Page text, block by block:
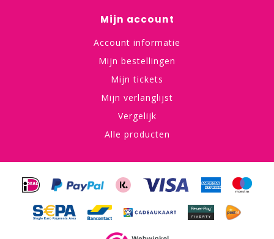
Mijn account
Account informatie
Mijn bestellingen
Mijn tickets
Mijn verlanglijst
Vergelijk
Alle producten